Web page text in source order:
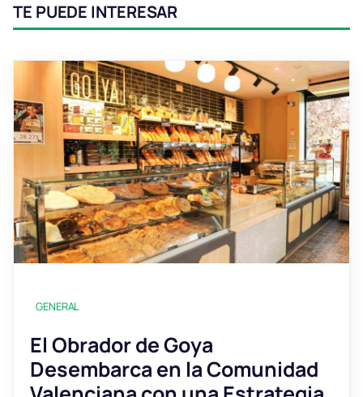
TE PUEDE INTERESAR
GENERAL
El Obrador de Goya
Desembarca en la Comunidad